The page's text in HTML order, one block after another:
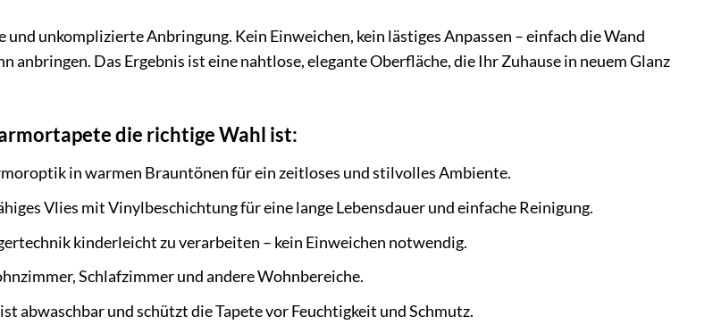
unkomplizierte Anbringung. Kein Einweichen, kein lästiges Anpassen – einfach die Wand
anbringen. Das Ergebnis ist eine nahtlose, elegante Oberfläche, die Ihr Zuhause in neuem Glanz
die richtige Wahl ist:
in warmen Brauntönen für ein zeitloses und stilvolles Ambiente.
Vlies mit Vinylbeschichtung für eine lange Lebensdauer und einfache Reinigung.
kinderleicht zu verarbeiten – kein Einweichen notwendig.
Schlafzimmer und andere Wohnbereiche.
abwaschbar und schützt die Tapete vor Feuchtigkeit und Schmutz.